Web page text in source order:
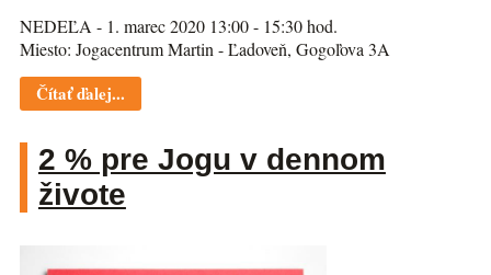
NEDEĽA - 1. marec 2020 13:00 - 15:30 hod.
Miesto: Jogacentrum Martin - Ľadoveň, Gogoľova 3A
Čítať ďalej...
2 % pre Jogu v dennom
živote